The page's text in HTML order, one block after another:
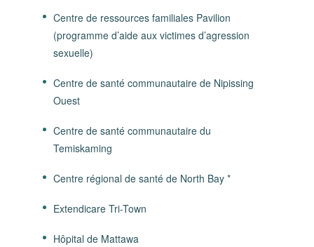
Centre de ressources familiales Pavilion
(programme d’aide aux victimes d’agression
sexuelle)
Centre de santé communautaire de Nipissing
Ouest
Centre de santé communautaire du
Temiskaming
Centre régional de santé de North Bay *
Extendicare Tri-Town
Hôpital de Mattawa